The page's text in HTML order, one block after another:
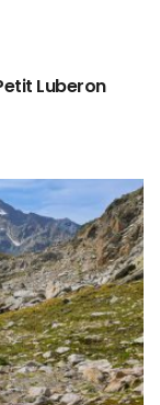
Luberon